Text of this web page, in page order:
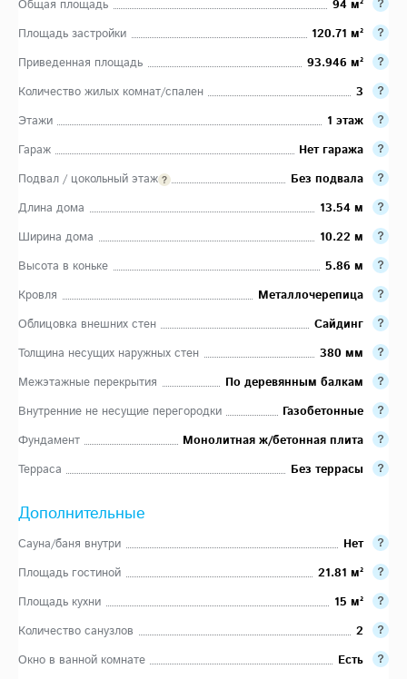
Общая площадь
94 м²
Площадь застройки
120.71 м²
Приведенная площадь
93.946 м²
Количество жилых комнат/спален
3
Этажи
1 этаж
Гараж
Нет гаража
Подвал / цокольный этаж
Без подвала
Длина дома
13.54 м
Ширина дома
10.22 м
Высота в коньке
5.86 м
Кровля
Металлочерепица
Облицовка внешних стен
Сайдинг
Толщина несущих наружных стен
380 мм
Межэтажные перекрытия
По деревянным балкам
Внутренние не несущие перегородки
Газобетонные
Фундамент
Монолитная ж/бетонная плита
Терраса
Без террасы
Дополнительные
Сауна/баня внутри
Нет
Площадь гостиной
21.81 м²
Площадь кухни
15 м²
Количество санузлов
2
Окно в ванной комнате
Есть